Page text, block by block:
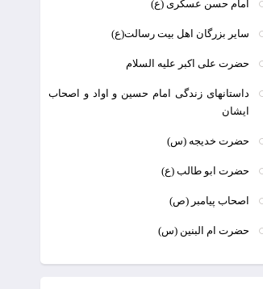
امام حسن عسکری (ع)
سایر بزرگان اهل بيت رسالت(ع)
حضرت علی اکبر علیه السلام
داستانهای زندگی امام حسین و اواد و اصحاب
ایشان
حضرت خدیجه (س)
حضرت ابو طالب (ع)
اصحاب پیامبر (ص)
حضرت ام البنین (س)